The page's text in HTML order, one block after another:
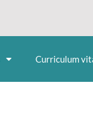
Curriculum